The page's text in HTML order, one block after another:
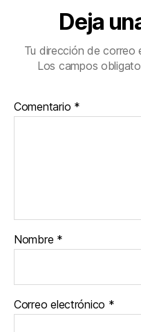
Deja
Tu dirección de correo
Los campos
Comentario *
Nombre *
Correo electrónico *